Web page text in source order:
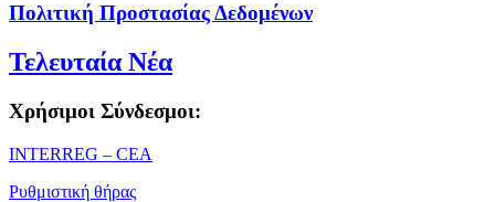
Πολιτική Προστασίας Δεδομένων
Τελευταία Νέα
Χρήσιμοι Σύνδεσμοι:
ΙΝΤΕRREG – CEA
Ρυθμιστική θήρας